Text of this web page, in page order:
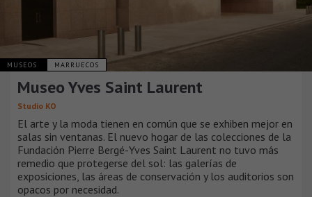
MUSEOS MARRUECOS
Museo Yves Saint Laurent
Studio KO
El arte y la moda tienen en común que se exhiben mejor en
salas sin ventanas. El nuevo hogar de las colecciones de la
Fundación Pierre Bergé-Yves Saint Laurent no tuvo más
remedio que protegerse del sol: las galerías de
exposiciones, las áreas de conservación y los auditorios son
opacos por necesidad.